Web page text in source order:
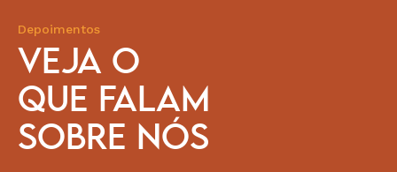
Depoimentos
VEJA O
QUE FALAM
SOBRE NÓS